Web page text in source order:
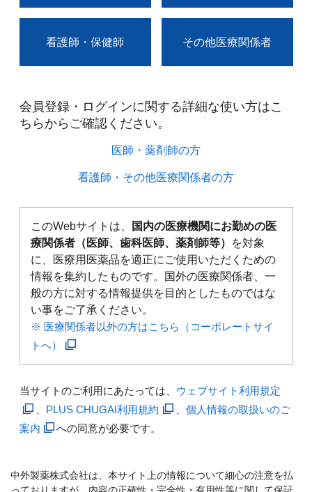
看護師・保健師 その他医療関係者
会員登録・ログインに関する詳細な使い方はこ
ちらからご確認ください。​
医師・薬剤師の方​
看護師・その他医療関係者の方​
このWebサイトは、
国内の医療機関にお勤めの医
療関係者（医師、歯科医師、薬剤師等）
を対象
に、医療用医薬品を適正にご使用いただくための
情報を集約したものです。国外の医療関係者、一
般の方に対する情報提供を目的としたものではな
い事をご了承ください。
※ 医療関係者以外の方はこちら（コーポレートサイ
トへ）
当サイトのご利用にあたっては、 ウェブサイト利用規定
PLUS CHUGAI利用規約
個人情報の取扱いのご
案内
への同意が必要です。
中外製薬株式会社は、本サイト上の情報について細心の注意を払
っておりますが、内容の正確性・完全性・有用性等に関して保証